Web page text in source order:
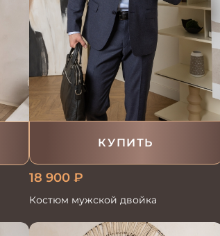
КУПИТЬ
18 900 ₽
Костюм мужской двойка